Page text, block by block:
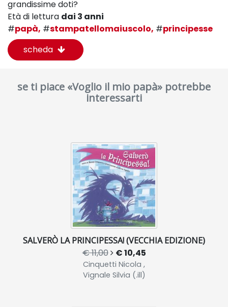
grandissime doti?
Età di lettura dai 3 anni
#papà, #stampatellomaiuscolo, #principesse
scheda
se ti piace «Voglio il mio papà» potrebbe
interessarti
SALVERÒ LA PRINCIPESSA! (VECCHIA EDIZIONE)
€ 11,00 € 10,45
Cinquetti Nicola ,
Vignale Silvia (.ill)